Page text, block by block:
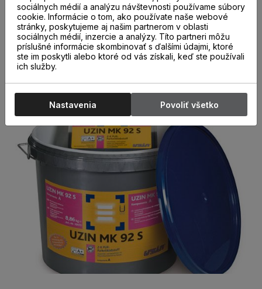
tiež na savé a nesavé podklady, vrátane keramických
dlaždíc, kamenných podláh a kovu. Je odolné voči šmyku
a tvrdo elastické. Je vhodné aj pre podlahové kúrenie. Len
pre interiéry. Spotreba : 1000 - 1200 g/m2 / B11
sociálnych médií a analýzu návštevnosti používame súbory
cookie. Informácie o tom, ako používate naše webové
stránky, poskytujeme aj našim partnerom v oblasti
sociálnych médií, inzercie a analýzy. Títo partneri môžu
príslušné informácie skombinovať s ďalšími údajmi, ktoré
ste im poskytli alebo ktoré od vás získali, keď ste používali
ich služby.
Nastavenia Povoliť všetko